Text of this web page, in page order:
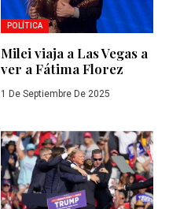
POLÍTICA
Milei viaja a Las Vegas a
ver a Fátima Florez
1 De Septiembre De 2025